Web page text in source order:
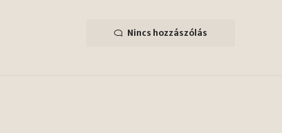
Nincs hozzászólás